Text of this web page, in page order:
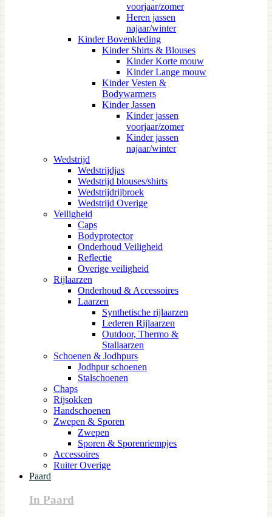
voorjaar/zomer
Heren jassen
najaar/winter
Kinder Bovenkleding
Kinder Shirts & Blouses
Kinder Korte mouw
Kinder Lange mouw
Kinder Vesten &
Bodywarmers
Kinder Jassen
Kinder jassen
voorjaar/zomer
Kinder jassen
najaar/winter
Wedstrijd
Wedstrijdjas
Wedstrijd blouses/shirts
Wedstrijdrijbroek
Wedstrijd Overige
Veiligheid
Caps
Bodyprotector
Onderhoud Veiligheid
Reflectie
Overige veiligheid
Rijlaarzen
Onderhoud & Accessoires
Laarzen
Synthetische rijlaarzen
Lederen Rijlaarzen
Outdoor, Thermo &
Stallaarzen
Schoenen & Jodhpurs
Jodhpur schoenen
Stalschoenen
Chaps
Rijsokken
Handschoenen
Zwepen & Sporen
Zwepen
Sporen & Sporenriempjes
Accessoires
Ruiter Overige
Paard
In Paard